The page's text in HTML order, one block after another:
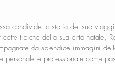
condivide la storia del suo
tipiche della sua città natale,
da splendide immagini
personale e professionale come